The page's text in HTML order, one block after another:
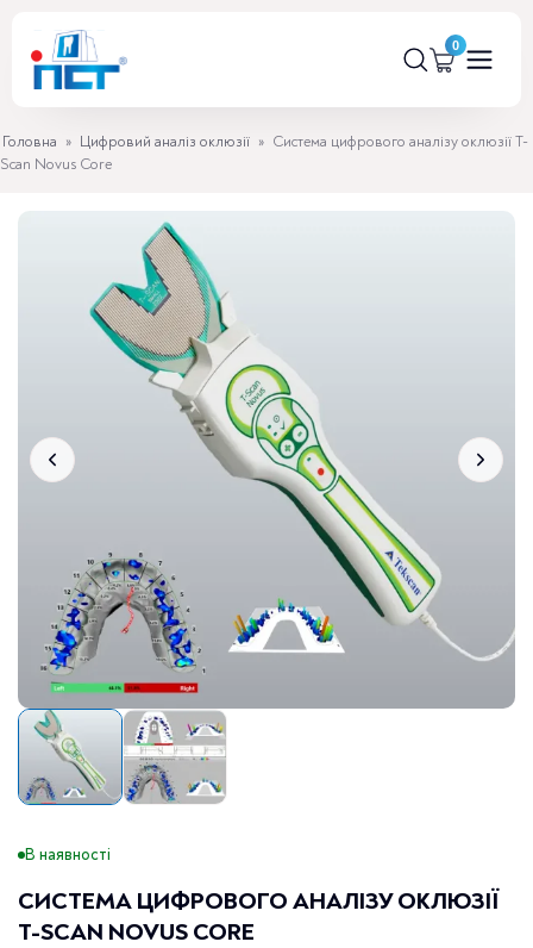
Головна » Цифровий аналіз оклюзії » Система цифрового аналізу оклюзії T-
Scan Novus Core
В наявності
СИСТЕМА ЦИФРОВОГО АНАЛІЗУ ОКЛЮЗІЇ
T-SCAN NOVUS CORE